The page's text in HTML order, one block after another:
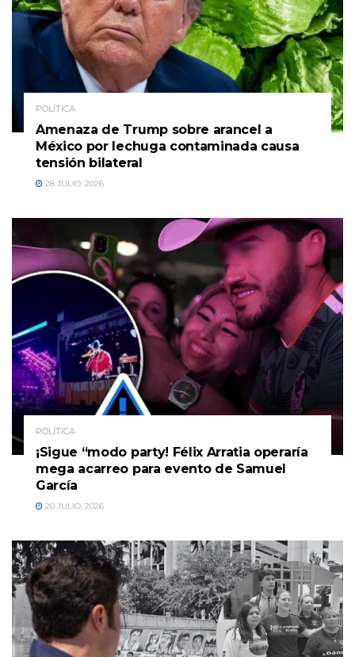
POLÍTICA
Amenaza de Trump sobre arancel a
México por lechuga contaminada causa
tensión bilateral
28 JULIO, 2026
POLÍTICA
¡Sigue “modo party! Félix Arratia operaría
mega acarreo para evento de Samuel
García
20 JULIO, 2026